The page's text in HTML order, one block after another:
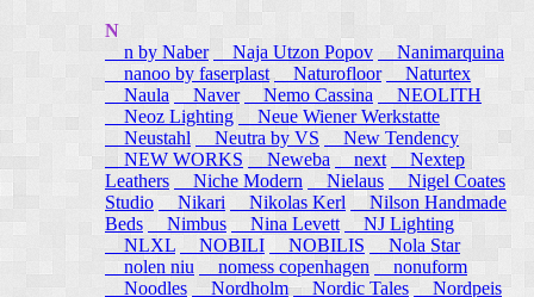
N
n by Naber
Naja Utzon Popov
Nanimarquina
nanoo by faserplast
Naturofloor
Naturtex
Naula
Naver Nemo Cassina
NEOLITH
Neoz Lighting
Neue Wiener Werkstatte
Neustahl
Neutra by VS
New Tendency
NEW WORKS
Neweba next
Nextep
Leathers
Niche Modern Nielaus
Nigel Coates
Studio
Nikari Nikolas Kerl
Nilson Handmade
Beds
Nimbus Nina Levett
NJ Lighting
NLXL
NOBILI NOBILIS
Nola Star
nolen niu
nomess copenhagen
nonuform
Noodles
Nordholm Nordic Tales
Nordpeis